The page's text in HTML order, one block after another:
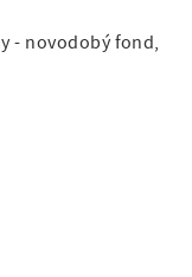
- novodobý fond,